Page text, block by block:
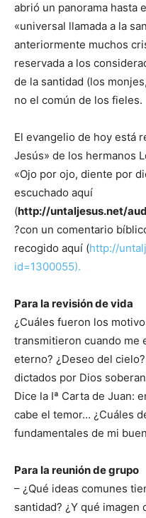
abrió un panorama hasta
«universal llamada a la
anteriormente muchos
reservada a los
de la santidad (los
no el común de los fieles.
El evangelio de hoy está
Jesús» de los hermanos
«Ojo por ojo, diente por
escuchado aquí
(http://untaljesus.net/
?con un comentario
recogido aquí (http://
id=1300055).
Para la revisión de vida
¿Cuáles fueron los
transmitieron cuando me
eterno? ¿Deseo del
dictados por Dios
Dice la Iª Carta de Juan:
cabe el temor… ¿Cuáles
fundamentales de mi
Para la reunión de grupo
– ¿Qué ideas comunes
santidad? ¿Y qué imagen